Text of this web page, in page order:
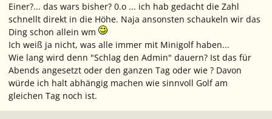
Einer?... das wars bisher? 0.o ... ich hab gedacht die Zahl
schnellt direkt in die Höhe. Naja ansonsten schaukeln wir das
Ding schon allein wm
Ich weiß ja nicht, was alle immer mit Minigolf haben...
Wie lang wird denn "Schlag den Admin" dauern? Ist das für
Abends angesetzt oder den ganzen Tag oder wie ? Davon
würde ich halt abhängig machen wie sinnvoll Golf am
gleichen Tag noch ist.